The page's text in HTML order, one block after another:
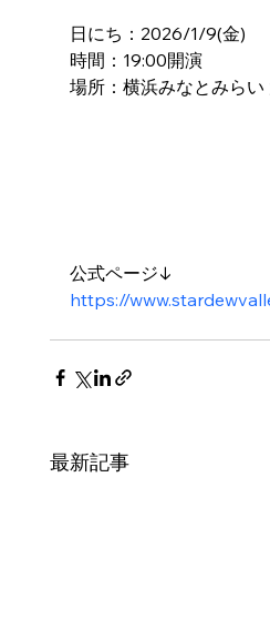
日にち：2026/1/9(金)
時間：19:00開演
場所：横浜みなとみらい
公式ページ↓
https://
最新記事